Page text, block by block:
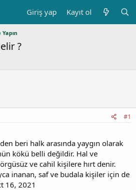
Giriş yap Kayıt ol
?
#1
beri halk arasında yaygın olarak
kökü belli değildir. Hal ve
ve cahil kişilere hırt denir.
inanan, saf ve budala kişiler için de
16, 2021